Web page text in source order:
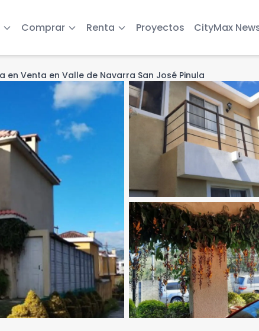
Comprar Renta Proyectos CityMax
en Venta en Valle de Navarra San José Pinula